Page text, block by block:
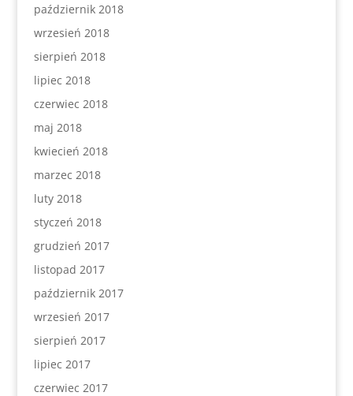
październik 2018
wrzesień 2018
sierpień 2018
lipiec 2018
czerwiec 2018
maj 2018
kwiecień 2018
marzec 2018
luty 2018
styczeń 2018
grudzień 2017
listopad 2017
październik 2017
wrzesień 2017
sierpień 2017
lipiec 2017
czerwiec 2017